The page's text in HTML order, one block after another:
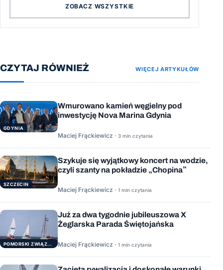
ZOBACZ WSZYSTKIE
CZYTAJ RÓWNIEŻ WIĘCEJ ARTYKUŁÓW
GDYNIA
Wmurowano kamień węgielny pod
inwestycję Nova Marina Gdynia
Maciej Frąckiewicz · 3 min czytania
SZCZECIN
Szykuje się wyjątkowy koncert na wodzie,
czyli szanty na pokładzie „Chopina”
Maciej Frąckiewicz · 1 min czytania
POMORSKI ZWIĄZEK ŻEGLARSKI
Już za dwa tygodnie jubileuszowa X
Żeglarska Parada Świętojańska
Maciej Frąckiewicz · 1 min czytania